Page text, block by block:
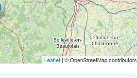
Leaflet| © OpenStreetMap contributors